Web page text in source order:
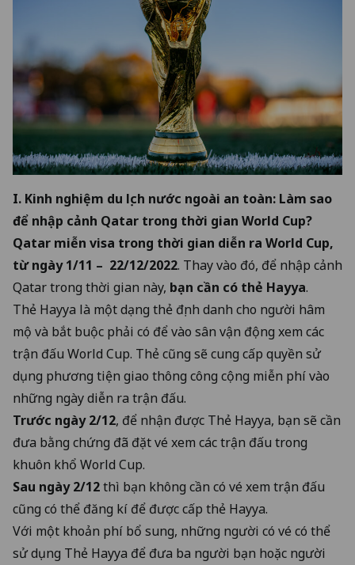
I. Kinh nghiệm du lịch nước ngoài an toàn: Làm sao
để nhập cảnh Qatar trong thời gian World Cup?
Qatar miễn visa trong thời gian diễn ra World Cup,
từ ngày 1/11 – 22/12/2022. Thay vào đó, để nhập cảnh
Qatar trong thời gian này, bạn cần có thẻ Hayya.
Thẻ Hayya là một dạng thẻ định danh cho người hâm
mộ và bắt buộc phải có để vào sân vận động xem các
trận đấu World Cup. Thẻ cũng sẽ cung cấp quyền sử
dụng phương tiện giao thông công cộng miễn phí vào
những ngày diễn ra trận đấu.
Trước ngày 2/12, để nhận được Thẻ Hayya, bạn sẽ cần
đưa bằng chứng đã đặt vé xem các trận đấu trong
khuôn khổ World Cup.
Sau ngày 2/12thì bạn không cần có vé xem trận đấu
cũng có thể đăng kí để được cấp thẻ Hayya.
Với một khoản phí bổ sung, những người có vé có thể
sử dụng Thẻ Hayya để đưa ba người bạn hoặc người